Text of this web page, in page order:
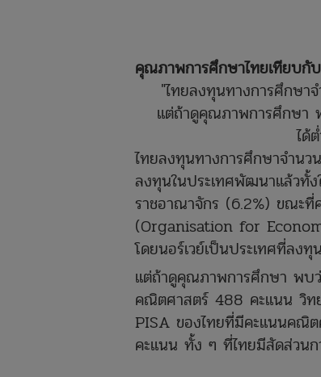
คุณภาพการศึกษาไทยเทียบกั
"ไทยลงทุนทางการศึกษา
แต่ถ้าดูคุณภาพการศึกษา
ได้
ไทยลงทุนทางการศึกษาจำนว
ลงทุนในประเทศพัฒนาแล้วทั้ง
ราชอาณาจักร (6.2%) ขณะที่ค่
(Organisation for
โดยนอร์เวย์เป็นประเทศที่ลง
แต่ถ้าดูคุณภาพการศึกษา พบว่
คณิตศาสตร์ 488 คะแนน วิท
PISA ของไทยที่มีคะแนนคณิ
คะแนน ทั้ง ๆ ที่ไทยมีสัดส่วนก